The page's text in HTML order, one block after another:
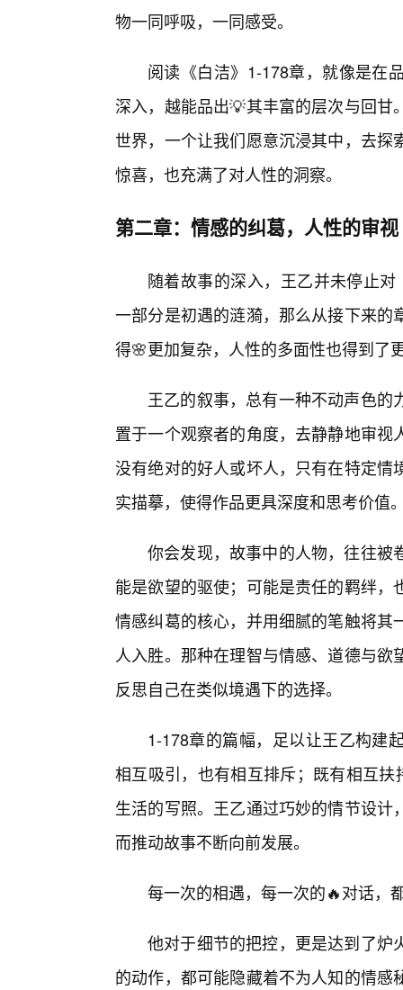
物一同呼吸，一同感受。
阅读《白洁》1-178章，就像是在
深入，越能品出💡其丰富的层次与回
世界，一个让我们愿意沉浸其中，去
惊喜，也充满了对人性的洞察。
第二章：情感的纠葛，人性的审视
随着故事的深入，王乙并未停止
一部分是初遇的涟漪，那么从接下来
得🌸更加复杂，人性的多面性也得到了
王乙的叙事，总有一种不动声色
置于一个观察者的角度，去静静地审
没有绝对的好人或坏人，只有在特定
实描摹，使得作品更具深度和思考价值
你会发现，故事中的人物，往往被
能是欲望的驱使；可能是责任的羁绊
情感纠葛的核心，并用细腻的笔触将
人入胜。那种在理智与情感、道德与
反思自己在类似境遇下的选择。
1-178章的篇幅，足以让王乙构建
相互吸引，也有相互排斥；既有相互
生活的写照。王乙通过巧妙的情节设
而推动故事不断向前发展。
每一次的相遇，每一次的🔥对话，
他对于细节的把控，更是达到了炉
的动作，都可能隐藏着不为人知的情